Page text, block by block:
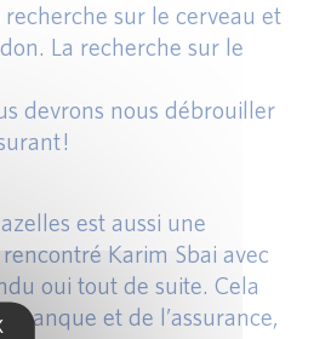
sur le cerveau et
La recherche sur le
devrons nous débrouiller
!
est aussi une
Karim Sbai avec
oui tout de suite. Cela
banque et de l’assurance,